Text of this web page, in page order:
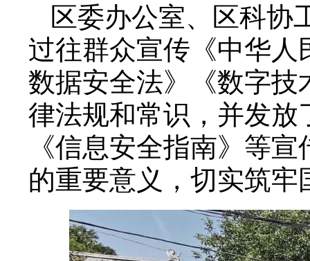
区委办公室、区科协
过往群众宣传《中华
数据安全法》《数字
律法规和常识，并发放
《信息安全指南》等
的重要意义，切实筑